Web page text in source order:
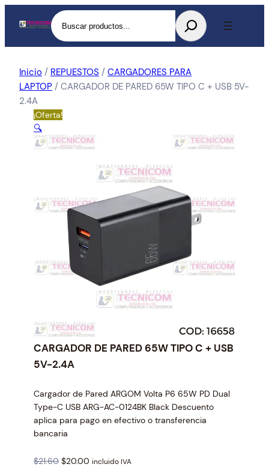
Buscar
Inicio / REPUESTOS / CARGADORES PARA
LAPTOP / CARGADOR DE PARED 65W TIPO C + USB 5V-
2.4A
¡Oferta!
🔍
CARGADOR DE PARED 65W TIPO C + USB
5V-2.4A
Cargador de Pared ARGOM Volta P6 65W PD Dual
Type-C USB ARG-AC-0124BK Black Descuento
aplica para pago en efectivo o transferencia
bancaria
$21.60 O
$20.00 Cincluido IVA